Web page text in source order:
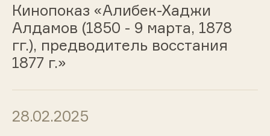
Кинопоказ «Алибек-Хаджи
Алдамов (1850 - 9 марта, 1878
гг.), предводитель восстания
1877 г.»
28.02.2025